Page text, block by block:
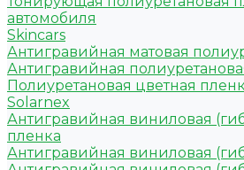
автомобиля
Skincars
Антигравийная матовая
Антигравийная
Полиуретановая цветная
Solarnex
Антигравийная виниловая
пленка
Антигравийная виниловая